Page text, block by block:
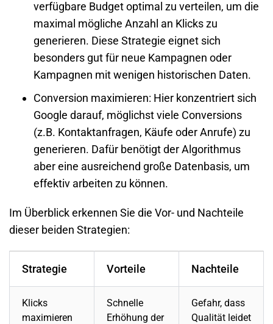
verfügbare Budget optimal zu verteilen, um die
maximal mögliche Anzahl an Klicks zu
generieren. Diese Strategie eignet sich
besonders gut für neue Kampagnen oder
Kampagnen mit wenigen historischen Daten.
Conversion maximieren: Hier konzentriert sich
Google darauf, möglichst viele Conversions
(z.B. Kontaktanfragen, Käufe oder Anrufe) zu
generieren. Dafür benötigt der Algorithmus
aber eine ausreichend große Datenbasis, um
effektiv arbeiten zu können.
Im Überblick erkennen Sie die Vor- und Nachteile
dieser beiden Strategien:
Strategie Vorteile Nachteile
Klicks
maximieren
Schnelle
Erhöhung der
Gefahr, dass
Qualität leidet